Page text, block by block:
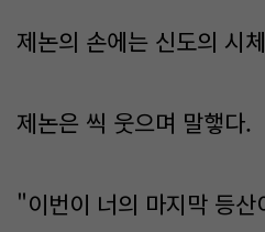
제논의 손에는 신도의 시
제논은 씩 웃으며 말햏다.
"이번이 너의 마지막 등산